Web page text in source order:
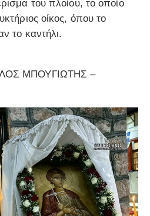
του πλοίου, το οποίο
οίκος, όπου το
το καντήλι.
ΜΠΟΥΓΙΩΤΗΣ –